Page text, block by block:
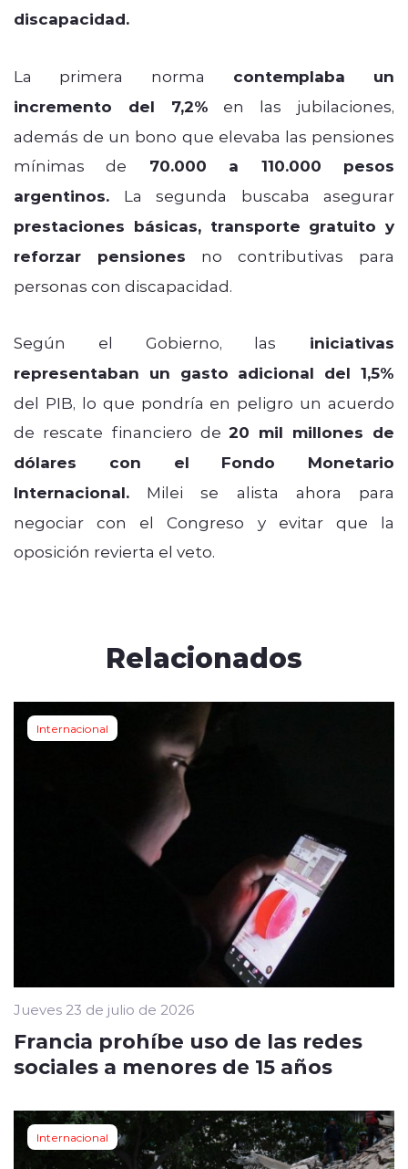
discapacidad.
La primera norma contemplaba un
incremento del 7,2% en las jubilaciones,
además de un bono que elevaba las pensiones
mínimas de 70.000 a 110.000 pesos
argentinos. La segunda buscaba asegurar
prestaciones básicas, transporte gratuito y
reforzar pensiones no contributivas para
personas con discapacidad.
Según el Gobierno, las iniciativas
representaban un gasto adicional del 1,5%
del PIB, lo que pondría en peligro un acuerdo
de rescate financiero de20 mil millones de
dólares con el Fondo Monetario
Internacional. Milei se alista ahora para
negociar con el Congreso y evitar que la
oposición revierta el veto.
Relacionados
Internacional
Jueves 23 de julio de 2026
Francia prohíbe uso de las redes
sociales a menores de 15 años
Internacional